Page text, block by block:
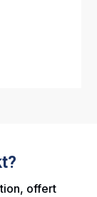
offert